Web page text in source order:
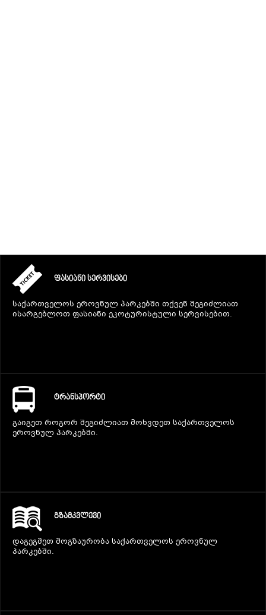
ᲤᲐᲡᲘᲐᲜᲘ ᲡᲔᲠᲕᲘᲡᲔᲑᲘ
საქართველოს ეროვნულ პარკებში თქვენ შეგიძლიათ
ისარგებლოთ ფასიანი ეკოტურისტული სერვისებით.
ᲢᲠᲐᲜᲡᲞᲝᲠᲢᲘ
გაიგეთ როგორ შეგიძლიათ მოხვდეთ საქართველოს
ეროვნულ პარკებში.
ᲒᲖᲐᲛᲙᲕᲚᲔᲕᲘ
დაგეგმეთ მოგზაურობა საქართველოს ეროვნულ
პარკებში.